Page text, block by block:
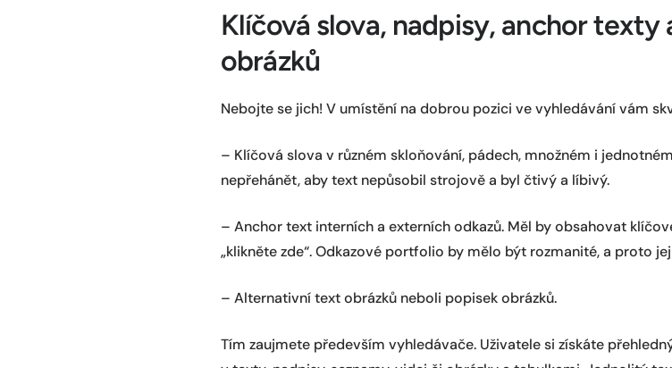
Klíčová slova, nadpisy, anchor
obrázků
Nebojte se jich! V umístění na dobrou pozici ve vyhledávání vám
– Klíčová slova v různém skloňování, pádech, množném i
nepřehánět, aby text nepůsobil strojově a byl čtivý a líbivý.
– Anchor text interních a externích odkazů. Měl by obsahovat
„klikněte zde“. Odkazové portfolio by mělo být rozmanité, a proto
– Alternativní text obrázků neboli popisek obrázků.
Tím zaujmete především vyhledávače. Uživatele si získáte